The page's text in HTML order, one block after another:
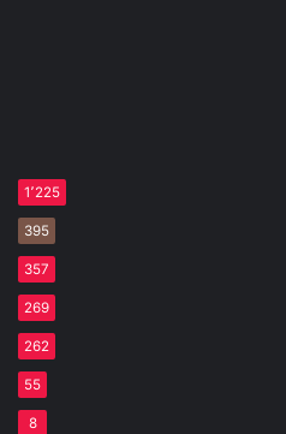
1٬225
395
357
269
262
55
8